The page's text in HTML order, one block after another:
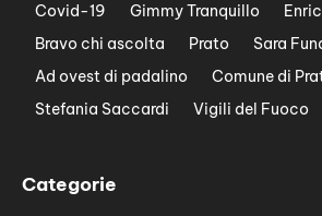
Covid-19
Gimmy Tranquillo
Bravo chi ascolta
Prato Sara
Ad ovest di padalino
Comune di
Stefania Saccardi
Vigili del Fuoco
Categorie